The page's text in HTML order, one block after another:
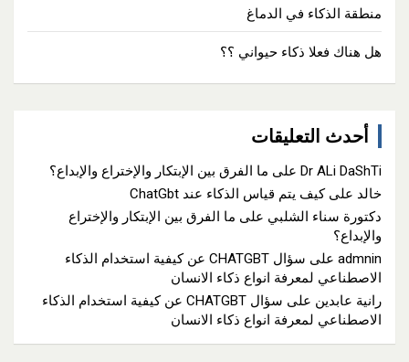
منطقة الذكاء في الدماغ
هل هناك فعلا ذكاء حيواني ؟؟
أحدث التعليقات
Dr ALi DaShTi على ما الفرق بين الإبتكار والإختراع والإبداع؟
خالد علىكيف يتم قياس الذكاء عند ChatGbt
دكتورة سناء الشلبي على ما الفرق بين الإبتكار والإختراع
والإبداع؟
admnin على
سؤال CHATGBT عن كيفية استخدام الذكاء
الاصطناعي لمعرفة انواع ذكاء الانسان
رانية عابدين على
سؤال CHATGBT عن كيفية استخدام الذكاء
الاصطناعي لمعرفة انواع ذكاء الانسان